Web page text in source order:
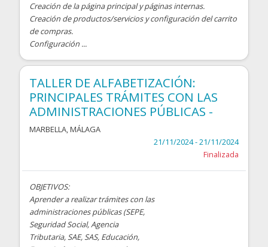
Creación de la página principal y páginas internas.
Creación de productos/servicios y configuración del carrito
de compras.
Configuración ...
TALLER DE ALFABETIZACIÓN:
PRINCIPALES TRÁMITES CON LAS
ADMINISTRACIONES PÚBLICAS -
MARBELLA,MÁLAGA
21/11/2024 - 21/11/2024
Finalizada
OBJETIVOS:
Aprender a realizar trámites con las
administraciones públicas (SEPE,
Seguridad Social, Agencia
Tributaria, SAE, SAS, Educación,